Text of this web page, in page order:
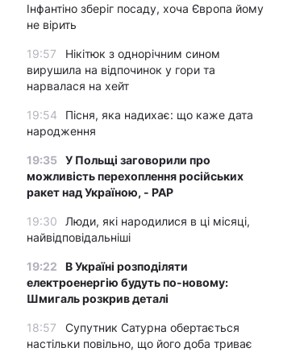
Інфантіно зберіг посаду, хоча Європа йому
не вірить
19:57
Нікітюк з однорічним сином
вирушила на відпочинок у гори та
нарвалася на хейт
19:54
Пісня, яка надихає: що каже дата
народження
19:35 У Польщі заговорили про
можливість перехоплення російських
ракет над Україною, - PAP
19:30
Люди, які народилися в ці місяці,
найвідповідальніші
19:22
В Україні розподіляти
електроенергію будуть по-новому:
Шмигаль розкрив деталі
18:57
Супутник Сатурна обертається
настільки повільно, що його доба триває